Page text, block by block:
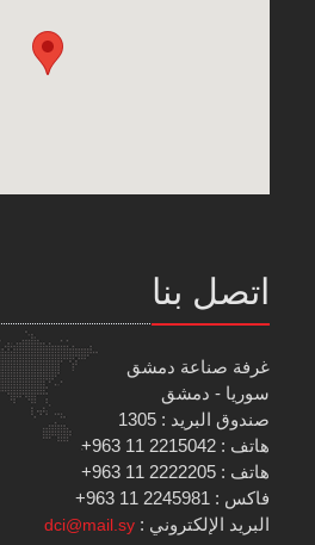
اتصل بنا
غرفة صناعة دمشق
سوريا - دمشق
صندوق البريد : 1305
هاتف : 2215042 11 963+
هاتف : 2222205 11 963+
فاكس : 2245981 11 963+
البريد الإلكتروني :dci@mail.sy